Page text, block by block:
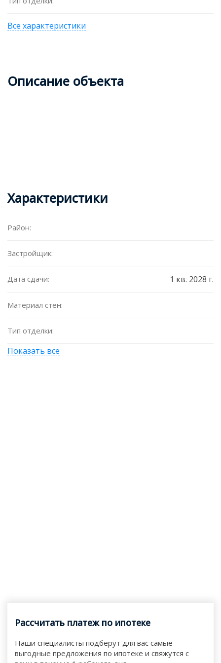
Все характеристики
Описание объекта
Характеристики
Район:
Застройщик:
Дата сдачи: 1 кв. 2028 г.
Материал стен:
Тип отделки:
Показать все
Рассчитать платеж по ипотеке
Наши специалисты подберут для вас самые
выгодные предложения по ипотеке и свяжутся с